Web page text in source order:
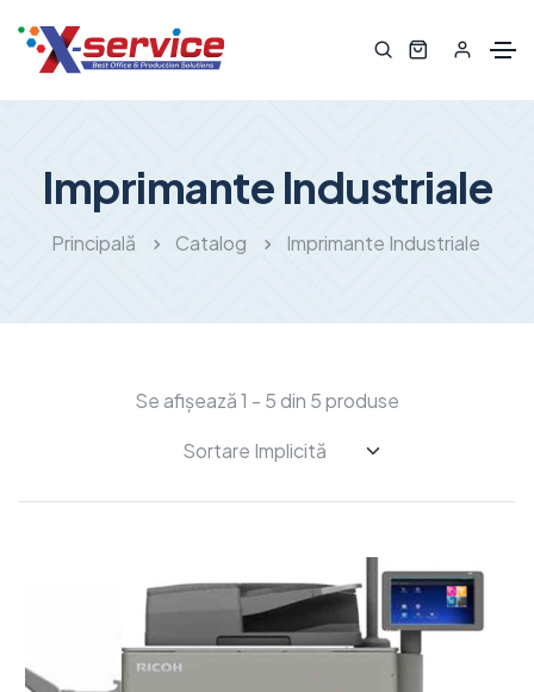
Imprimante Industriale
Principală Catalog Imprimante Industriale
Se afișează 1 - 5 din 5 produse